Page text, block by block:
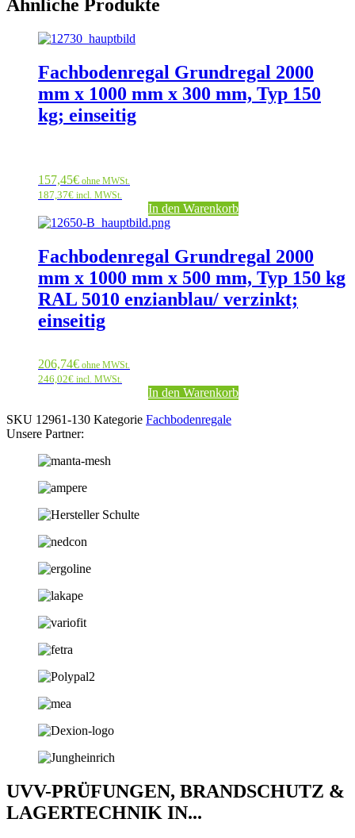
Ähnliche Produkte
Fachbodenregal Grundregal 2000
mm x 1000 mm x 300 mm, Typ 150
kg; einseitig
157,45€ ohne MWSt.
187,37€ incl. MWSt.
In den Warenkorb
Fachbodenregal Grundregal 2000
mm x 1000 mm x 500 mm, Typ 150 kg
RAL 5010 enzianblau/ verzinkt;
einseitig
206,74€ ohne MWSt.
246,02€ incl. MWSt.
In den Warenkorb
SKU 12961-130 Kategorie Fachbodenregale
Unsere Partner:
UVV-PRÜFUNGEN, BRANDSCHUTZ &
LAGERTECHNIK IN...